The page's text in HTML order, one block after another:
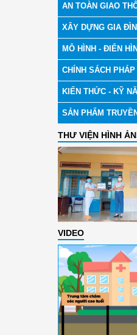
AN TOÀN GIAO
XÂY DỰNG GIA
MÔ HÌNH - ĐIỂN
CHÍNH SÁCH
KIẾN THỨC - KỸ
SẢN PHẨM
THƯ VIỆN HÌNH
VIDEO